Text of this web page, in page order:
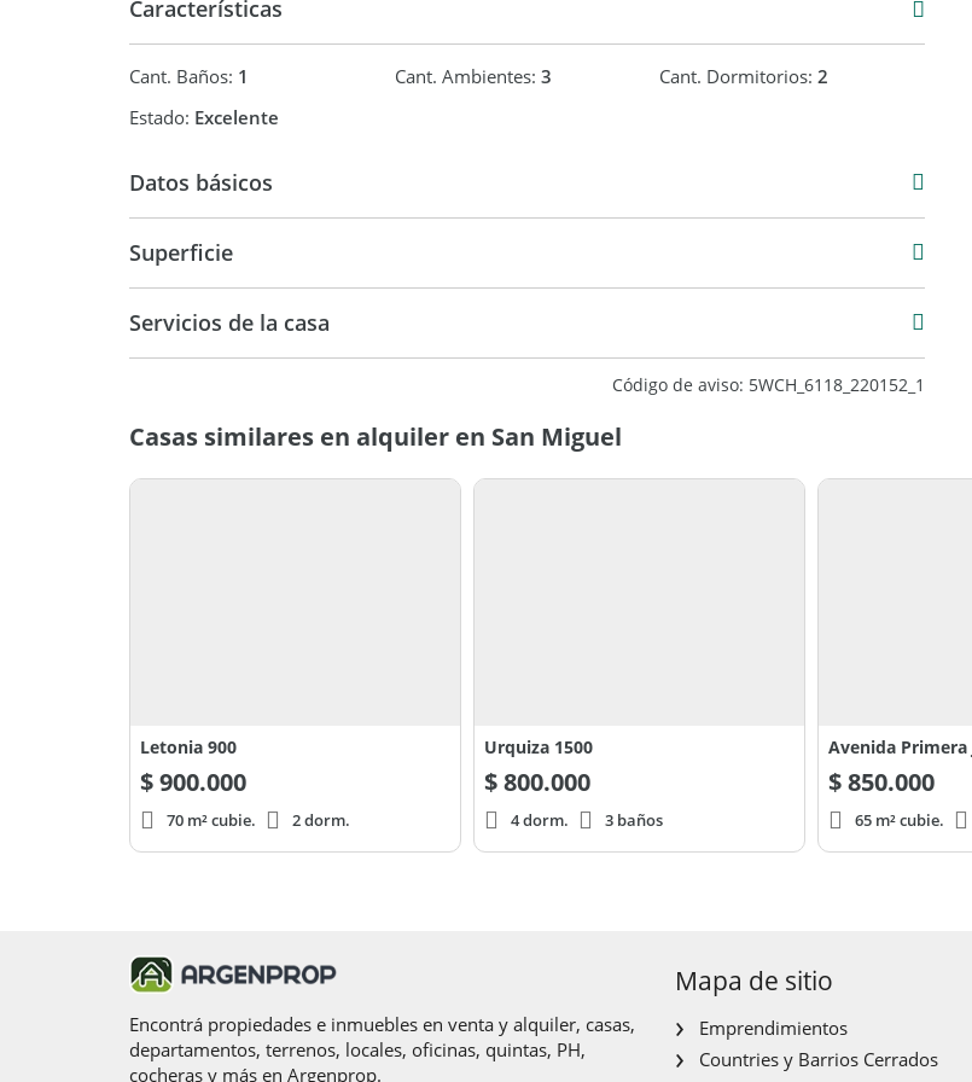
Características
Cant. Baños: 1 Cant. Ambientes: 3 Cant. Dormitorios:2
Estado: Excelente
Datos básicos
Superficie
Servicios de la casa
Código de aviso: 5WCH_6118_220152_1
Casas similares en alquiler en San Miguel
Letonia 900
$900.000
70 m² cubie. 2 dorm.
Urquiza 1500
$800.000
4 dorm. 3 baños
Avenida Primera
$850.000
65 m² cubie.
Encontrá propiedades e inmuebles en venta y alquiler, casas,
departamentos, terrenos, locales, oficinas, quintas, PH,
cocheras y más en Argenprop.
Mapa de sitio
Emprendimientos
Countries y Barrios Cerrados